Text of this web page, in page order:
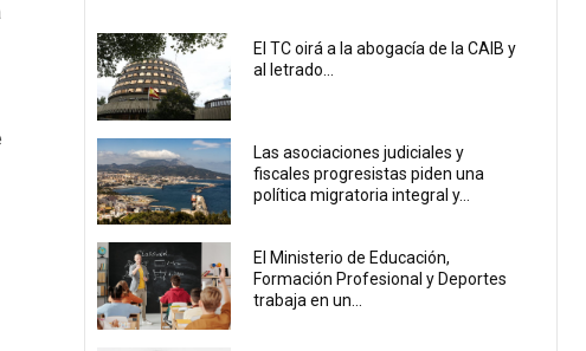
El TC oirá a la abogacía de la CAIB y
al letrado...
Las asociaciones judiciales y
fiscales progresistas piden una
política migratoria integral y...
El Ministerio de Educación,
Formación Profesional y Deportes
trabaja en un...